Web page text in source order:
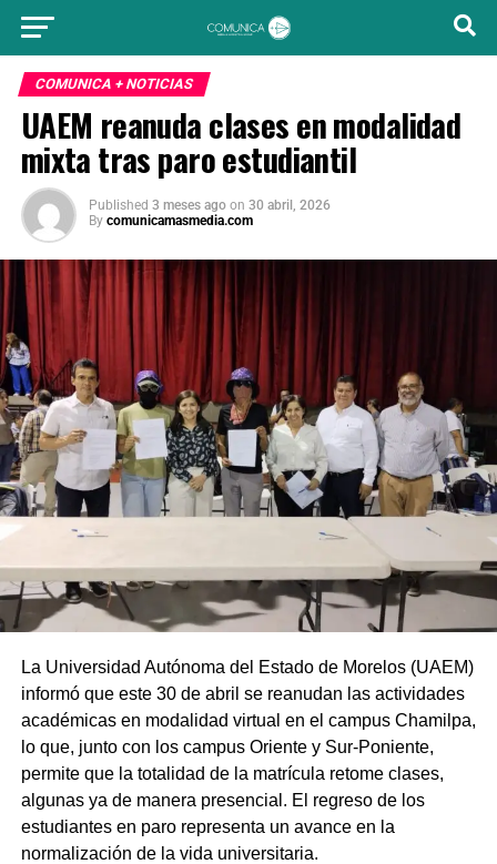
COMUNICA + NOTICIAS
UAEM reanuda clases en modalidad
mixta tras paro estudiantil
Published 3 meses ago on 30 abril, 2026
By comunicamasmedia.com
La Universidad Autónoma del Estado de Morelos (UAEM)
informó que este 30 de abril se reanudan las actividades
académicas en modalidad virtual en el campus Chamilpa,
lo que, junto con los campus Oriente y Sur-Poniente,
permite que la totalidad de la matrícula retome clases,
algunas ya de manera presencial. El regreso de los
estudiantes en paro representa un avance en la
normalización de la vida universitaria.